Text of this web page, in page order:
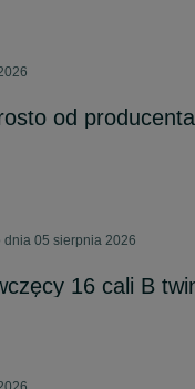
od
dnia 05 sierpnia 2026
16 cali B